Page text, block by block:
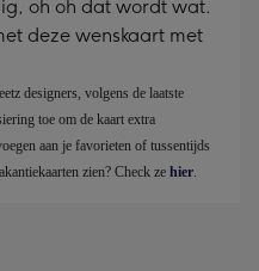
oh oh dat wordt wat.
deze wenskaart met
designers, volgens de laatste
toe om de kaart extra
aan je favorieten of tussentijds
zien? Check ze hier.